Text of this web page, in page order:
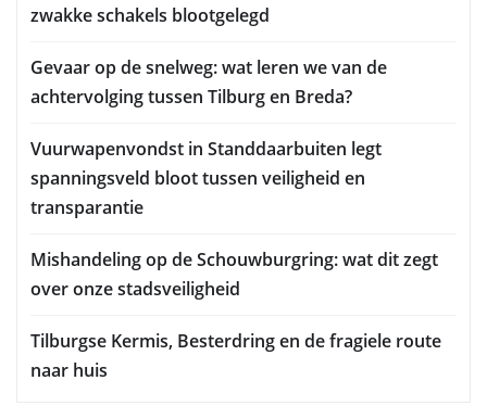
zwakke schakels blootgelegd
Gevaar op de snelweg: wat leren we van de
achtervolging tussen Tilburg en Breda?
Vuurwapenvondst in Standdaarbuiten legt
spanningsveld bloot tussen veiligheid en
transparantie
Mishandeling op de Schouwburgring: wat dit zegt
over onze stadsveiligheid
Tilburgse Kermis, Besterdring en de fragiele route
naar huis